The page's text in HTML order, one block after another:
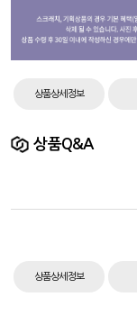
상품상세정보
상품Q&A
상품상세정보